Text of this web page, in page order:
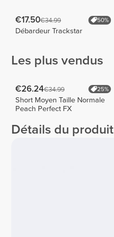
€17.50€34.99 50%
Débardeur Trackstar
Les plus vendus
€26.24€34.99 25%
Short Moyen Taille Normale
Peach Perfect FX
Détails du produit